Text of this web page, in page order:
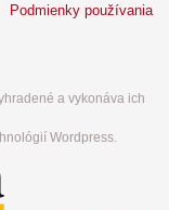
Podmienky používania
a vykonáva ich
Wordpress.